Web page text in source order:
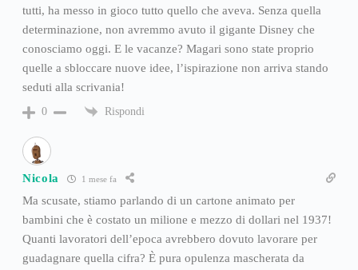
tutti, ha messo in gioco tutto quello che aveva. Senza quella
determinazione, non avremmo avuto il gigante Disney che
conosciamo oggi. E le vacanze? Magari sono state proprio
quelle a sbloccare nuove idee, l’ispirazione non arriva stando
seduti alla scrivania!
0 Rispondi
Nicola 1 mese fa
Ma scusate, stiamo parlando di un cartone animato per
bambini che è costato un milione e mezzo di dollari nel 1937!
Quanti lavoratori dell’epoca avrebbero dovuto lavorare per
guadagnare quella cifra? È pura opulenza mascherata da